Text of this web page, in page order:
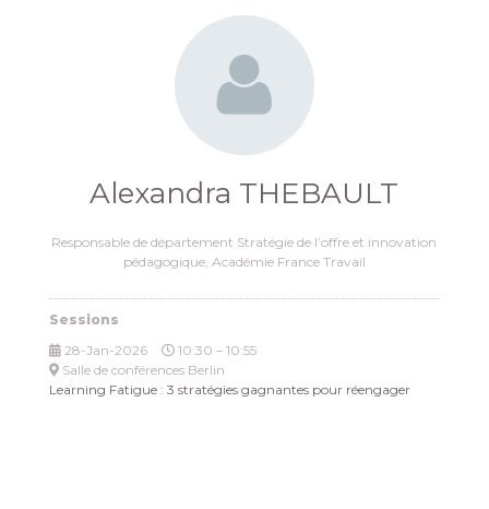
Alexandra THEBAULT
Responsable de département Stratégie de l’offre et innovation
pédagogique, Académie France Travail
Sessions
28-Jan-2026
10:30 – 10:55
Salle de conférences Berlin
Learning Fatigue : 3 stratégies gagnantes pour réengager